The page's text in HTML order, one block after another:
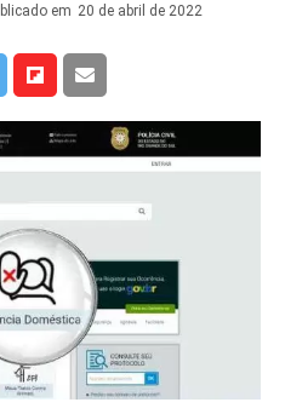
em 20 de abril de 2022